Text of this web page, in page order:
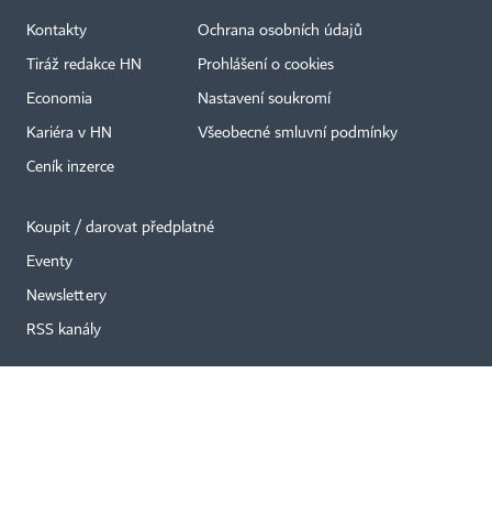
Kontakty
Tiráž redakce HN
Economia
Kariéra v HN
Ceník inzerce
Ochrana osobních údajů
Prohlášení o cookies
Nastavení soukromí
Všeobecné smluvní podmínky
Koupit / darovat předplatné
Eventy
Newslettery
RSS kanály